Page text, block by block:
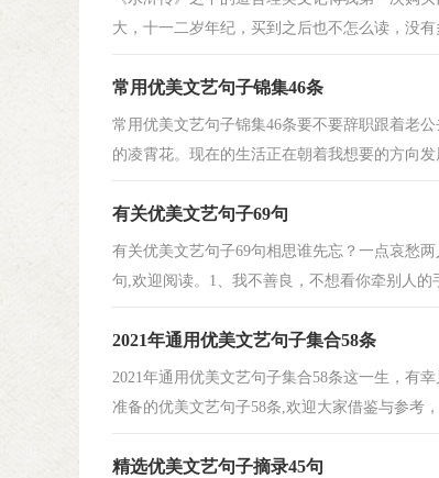
大，十一二岁年纪，买到之后也不怎么读，没
常用优美文艺句子锦集46条
常用优美文艺句子锦集46条要不要辞职跟着老
的凌霄花。现在的生活正在朝着我想要的方向
有关优美文艺句子69句
有关优美文艺句子69句相思谁先忘？一点哀愁
句,欢迎阅读。1、我不善良，不想看你牵别人的
2021年通用优美文艺句子集合58条
2021年通用优美文艺句子集合58条这一生，有
准备的优美文艺句子58条,欢迎大家借鉴与参考
精选优美文艺句子摘录45句